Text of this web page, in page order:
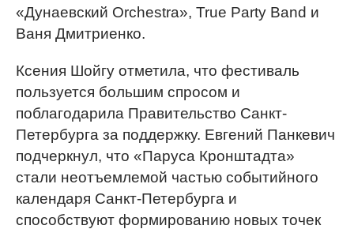
«Дунаевский Orchestra», True Party Band и
Ваня Дмитриенко.
Ксения Шойгу отметила, что фестиваль
пользуется большим спросом и
поблагодарила Правительство Санкт-
Петербурга за поддержку. Евгений Панкевич
подчеркнул, что «Паруса Кронштадта»
стали неотъемлемой частью событийного
календаря Санкт-Петербурга и
способствуют формированию новых точек